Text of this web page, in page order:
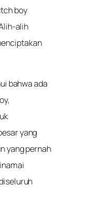
boy
alih
bahwa ada
yang
yang pernah